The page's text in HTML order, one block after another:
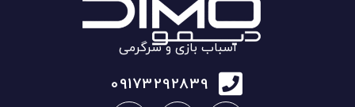
اسباب بازی و سرگرمی
09173292839